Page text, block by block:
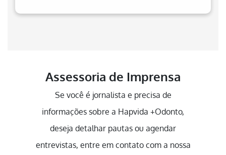
Assessoria de Imprensa
Se você é jornalista e precisa de
informações sobre a Hapvida +Odonto,
deseja detalhar pautas ou agendar
entrevistas, entre em contato com a nossa